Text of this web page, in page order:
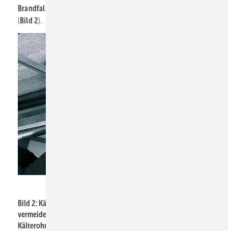
Brandfall
( Bild 2).
Bild 2: Kälteschellen verhindern Wärmebrücken und
vermeiden Rohrkorrosion. Darüber hinaus gibt es
Kälterohrträger, die im Brandfall hohe Flammwidrigkeit und